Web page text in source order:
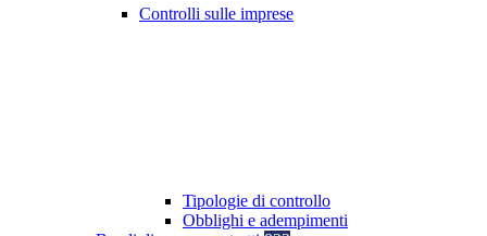
Controlli sulle imprese
Tipologie di controllo
Obblighi e adempimenti